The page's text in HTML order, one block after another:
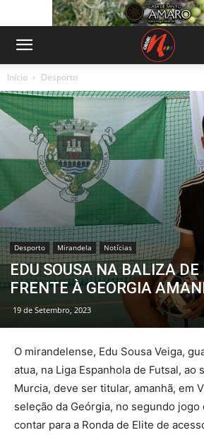
Início Desporto
Desporto Mirandela Notícias
EDU SOUSA NA BALIZA DE
FRENTE À GEORGIA
19 de Setembro, 2023
O mirandelense, Edu Sousa Veiga,
atua, na Liga Espanhola de Futsal, ao
Murcia, deve ser titular, amanhã, em
seleção da Geórgia, no segundo jogo
contar para a Ronda de Elite de